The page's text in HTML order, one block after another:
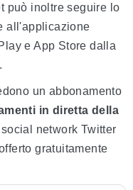
può inoltre seguire lo
all'applicazione
e App Store dalla
un abbonamento
in diretta della
network Twitter
gratuitamente